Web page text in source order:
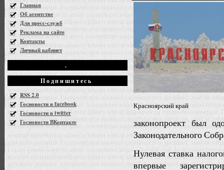
Главная
Об агентстве
Для пресс-служб
Реклама на сайте
Контакты
Личный кабинет
.
Подпишитесь
RSS 2.0
Госновости в facebook
Госновости в twitter
Госновости ВКонтакте
Красноярский край
законопроект был
Законодательного
Нулевая ставка
впервые